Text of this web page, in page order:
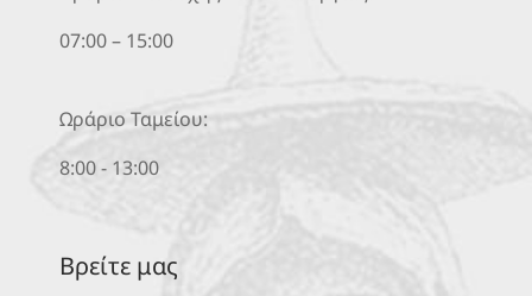
07:00 – 15:00
Ωράριο Ταμείου:
8:00 - 13:00
Βρείτε μας